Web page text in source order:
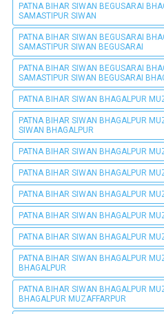
PATNA BIHAR SIWAN BEGUSARAI
SAMASTIPUR SIWAN
PATNA BIHAR SIWAN BEGUSARAI
SAMASTIPUR SIWAN BEGUSARAI
PATNA BIHAR SIWAN BEGUSARAI
SAMASTIPUR SIWAN BEGUSARAI
PATNA BIHAR SIWAN BHAGALPUR
PATNA BIHAR SIWAN BHAGALPUR
SIWAN BHAGALPUR
PATNA BIHAR SIWAN BHAGALPUR
PATNA BIHAR SIWAN BHAGALPUR
PATNA BIHAR SIWAN BHAGALPUR
PATNA BIHAR SIWAN BHAGALPUR
PATNA BIHAR SIWAN BHAGALPUR
PATNA BIHAR SIWAN BHAGALPUR
BHAGALPUR
PATNA BIHAR SIWAN BHAGALPUR
BHAGALPUR MUZAFFARPUR